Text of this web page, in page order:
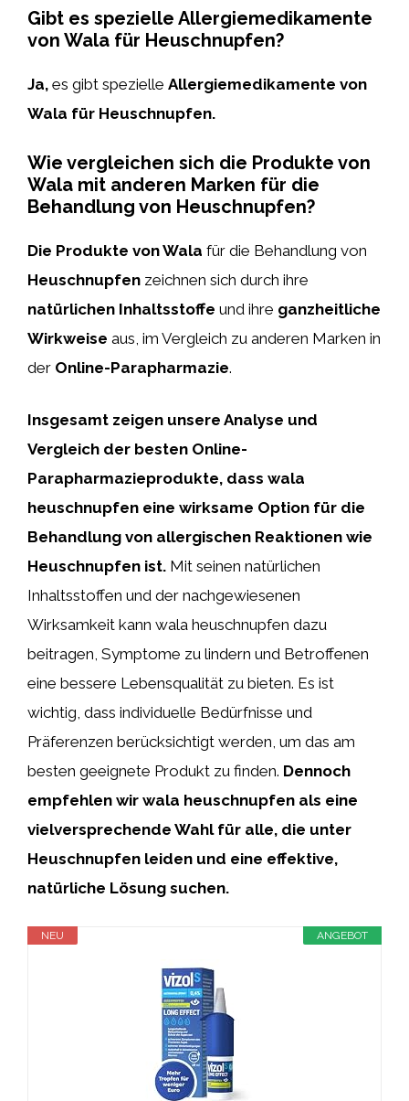
Gibt es spezielle Allergiemedikamente
von Wala für Heuschnupfen?
Ja, es gibt spezielle Allergiemedikamente von
Wala für Heuschnupfen.
Wie vergleichen sich die Produkte von
Wala mit anderen Marken für die
Behandlung von Heuschnupfen?
Die Produkte von Wala für die Behandlung von
Heuschnupfen zeichnen sich durch ihre
natürlichen Inhaltsstoffe und ihre ganzheitliche
Wirkweise aus, im Vergleich zu anderen Marken in
der Online-Parapharmazie.
Insgesamt zeigen unsere Analyse und
Vergleich der besten Online-
Parapharmazieprodukte, dass wala
heuschnupfen eine wirksame Option für die
Behandlung von allergischen Reaktionen wie
Heuschnupfen ist. Mit seinen natürlichen
Inhaltsstoffen und der nachgewiesenen
Wirksamkeit kann wala heuschnupfen dazu
beitragen, Symptome zu lindern und Betroffenen
eine bessere Lebensqualität zu bieten. Es ist
wichtig, dass individuelle Bedürfnisse und
Präferenzen berücksichtigt werden, um das am
besten geeignete Produkt zu finden. Dennoch
empfehlen wir wala heuschnupfen als eine
vielversprechende Wahl für alle, die unter
Heuschnupfen leiden und eine effektive,
natürliche Lösung suchen.
ANGEBOT
NEU